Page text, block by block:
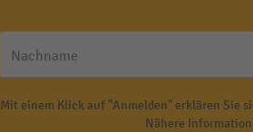
Nachname
Mit einem Klick auf "Anmelden" erklären Sie
Nähere